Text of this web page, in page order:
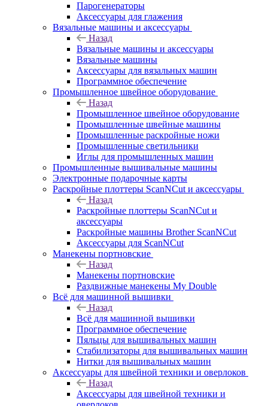
Парогенераторы
Аксессуары для глажения
Вязальные машины и аксессуары
Назад
Вязальные машины и аксессуары
Вязальные машины
Аксессуары для вязальных машин
Программное обеспечение
Промышленное швейное оборудование
Назад
Промышленное швейное оборудование
Промышленные швейные машины
Промышленные раскройные ножи
Промышленные светильники
Иглы для промышленных машин
Промышленные вышивальные машины
Электронные подарочные карты
Раскройные плоттеры ScanNCut и аксессуары
Назад
Раскройные плоттеры ScanNCut и
аксессуары
Раскройные машины Brother ScanNCut
Аксессуары для ScanNCut
Манекены портновские
Назад
Манекены портновские
Раздвижные манекены My Double
Всё для машинной вышивки
Назад
Всё для машинной вышивки
Программное обеспечение
Пяльцы для вышивальных машин
Стабилизаторы для вышивальных машин
Нитки для вышивальных машин
Аксессуары для швейной техники и оверлоков
Назад
Аксессуары для швейной техники и